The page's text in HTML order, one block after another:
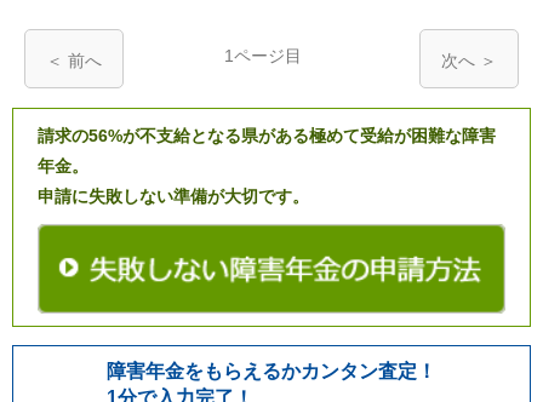
＜ 前へ 1ページ目 次へ ＞
請求の56%が不支給となる県がある極めて受給が困難な障害
年金。
申請に失敗しない準備が大切です。
障害年金をもらえるかカンタン査定！